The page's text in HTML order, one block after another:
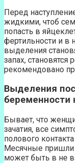
Перед
жидкими, чтоб
попасть в
фертильности и в
выделения
запах, становятся
рекомендовано
Выделения
беременности
Бывает, что
зачатия, все
полового
Месячные пришли
может быть в не